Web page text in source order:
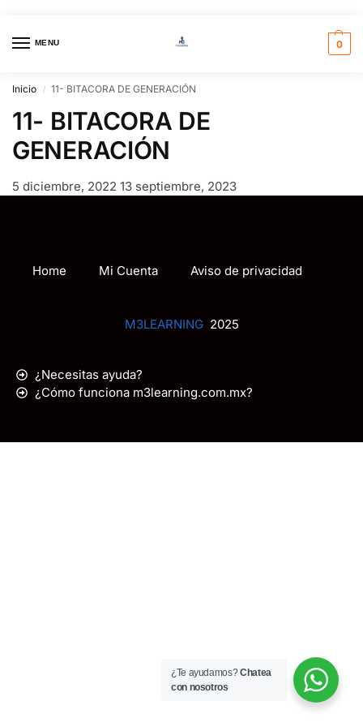
MENU 0
Inicio / 11- BITACORA DE GENERACIÓN
11- BITACORA DE
GENERACIÓN
5 diciembre, 2022 13 septiembre, 2023
Home Mi Cuenta Aviso de privacidad
M3LEARNING2025
¿Necesitas ayuda?
¿Cómo funciona m3learning.com.mx?
¿Te ayudamos?Chatea
con nosotros